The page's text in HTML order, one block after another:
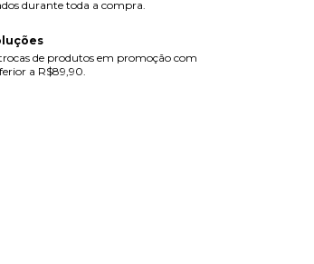
durante toda a compra.
de produtos em promoção com
a R$89,90.